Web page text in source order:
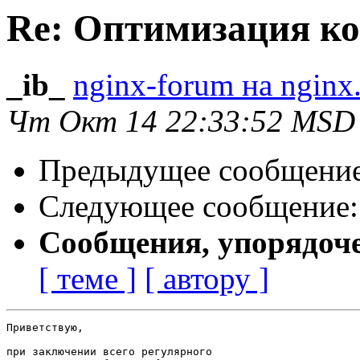
Re: Оптимизация
_ib_
nginx-forum на
Чт Окт 14 22:33:52 MSD
Предыдущее
Следующее
Сообщения,
[ теме ] [ автору ]
Приветствую,
при заключении всего регулярного